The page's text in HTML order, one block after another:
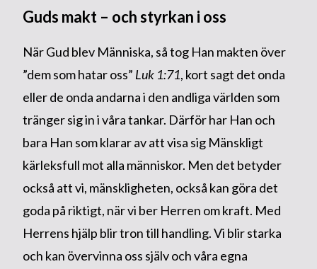
Guds makt – och styrkan i oss
När Gud blev Människa, så tog Han makten över
”dem som hatar oss” Luk 1:71, kort sagt det onda
eller de onda andarna i den andliga världen som
tränger sig in i våra tankar. Därför har Han och
bara Han som klarar av att visa sig Mänskligt
kärleksfull mot alla människor. Men det betyder
också att vi, mänskligheten, också kan göra det
goda på riktigt, när vi ber Herren om kraft. Med
Herrens hjälp blir tron till handling. Vi blir starka
och kan övervinna oss själv och våra egna